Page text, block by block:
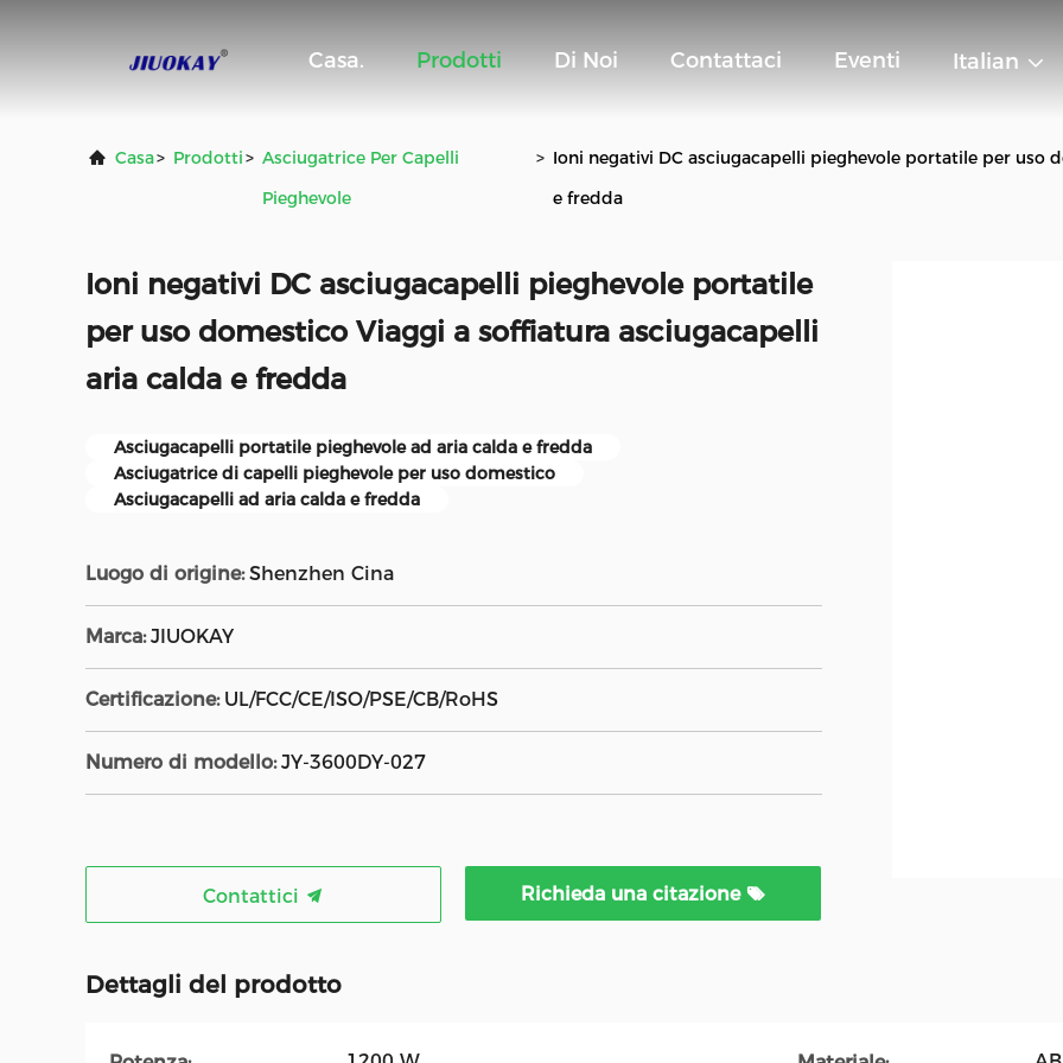
Casa. Prodotti Di Noi Contattaci Eventi Italian
Casa> Prodotti> Asciugatrice Per Capelli
Pieghevole
> Ioni negativi DC asciugacapelli pieghevole portatile per uso
e fredda
Ioni negativi DC asciugacapelli pieghevole portatile
per uso domestico Viaggi a soffiatura asciugacapelli
aria calda e fredda
Asciugacapelli portatile pieghevole ad aria calda e fredda
Asciugatrice di capelli pieghevole per uso domestico
Asciugacapelli ad aria calda e fredda
Luogo di origine: Shenzhen Cina
Marca: JIUOKAY
Certificazione: UL/FCC/CE/ISO/PSE/CB/RoHS
Numero di modello: JY-3600DY-027
Contattici Richieda una citazione
Dettagli del prodotto